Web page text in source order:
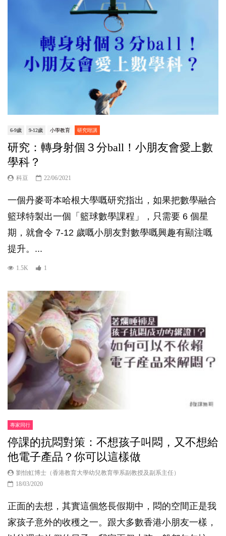
6-9歲 9-12歲 小學教育 研究咁講
研究：轉身射個３分ball！小朋友會愛上數
學科？
科豆 22/06/2021
一個丹麥哥本哈根大學嘅研究指出，如果把數學融合
籃球特製出一個「籃球數學課程」，只需要 6 個星
期，就會令 7-12 歲嘅小朋友對數學嘅興趣有顯注嘅
提升。...
1.5K 1
專家同行
停課的抗悶對策：不想孩子叫悶，又不想給
他電子產品？你可以這樣做
劉怡虹博士（香港教育大學幼兒教育學系副教授及副系主任）
18/03/2020
正面的去想，其實這個悠長假期中，悶的空間正是我
家孩子意外的收穫之一。跟大多數香港小朋友一樣，